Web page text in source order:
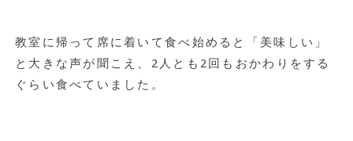
教室に帰って席に着いて食べ始めると「美味しい」
と大きな声が聞こえ、2人とも2回もおかわりをする
ぐらい食べていました。